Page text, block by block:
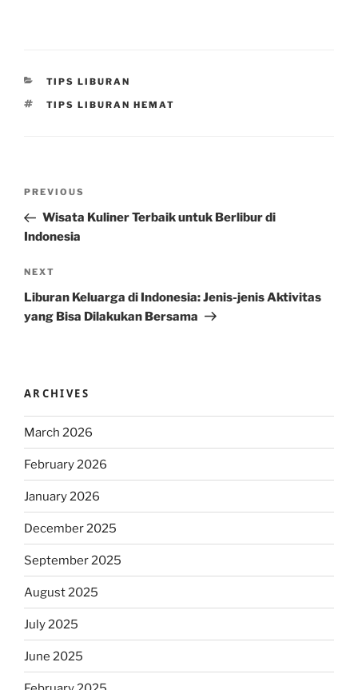
CATEGORIES
TIPS LIBURAN
TAGS
TIPS LIBURAN HEMAT
Previous
Post
PREVIOUS
Wisata Kuliner Terbaik untuk Berlibur di
Indonesia
Next
Post
NEXT
Liburan Keluarga di Indonesia: Jenis-jenis Aktivitas
yang Bisa Dilakukan Bersama
ARCHIVES
March 2026
February 2026
January 2026
December 2025
September 2025
August 2025
July 2025
June 2025